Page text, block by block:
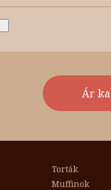
Torták
Muffinok